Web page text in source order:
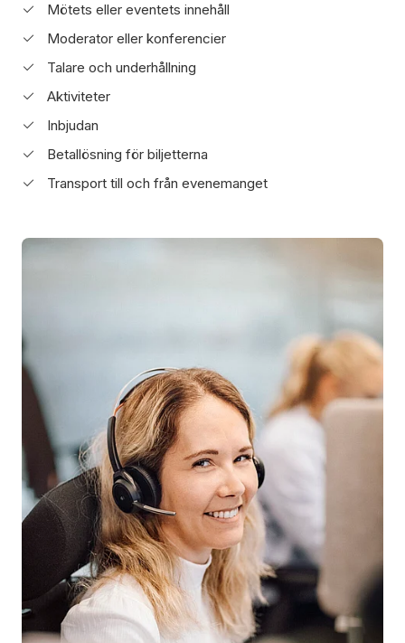
Mötets eller eventets innehåll
Moderator eller konferencier
Talare och underhållning
Aktiviteter
Inbjudan
Betallösning för biljetterna
Transport till och från evenemanget